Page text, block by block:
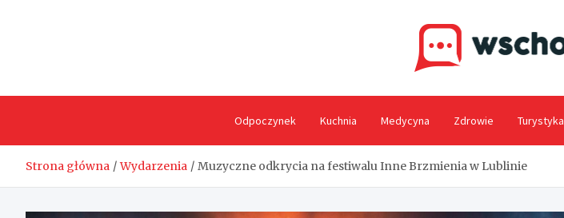
Odpoczynek Kuchnia Medycyna Zdrowie Turystyka
Strona główna Wydarzenia Muzyczne odkrycia na festiwalu Inne Brzmienia w Lublinie